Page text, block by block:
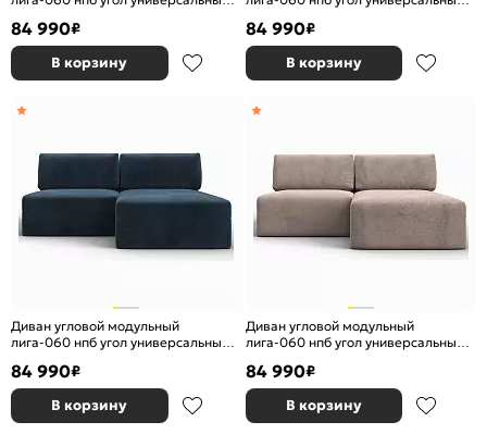
еврокнижка
84 990₽
В корзину
84 990₽
В корзину
Диван угловой модульный
лига-060 нпб угол универсальный
84 990₽
В корзину
Диван угловой модульный
лига-060 нпб угол универсальный
еврокнижка
84 990₽
В корзину